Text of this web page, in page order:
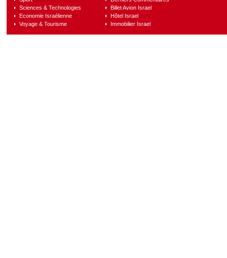
Sciences & Technologies
Economie Israélienne
Voyage & Tourisme
Billet Avion Israel
Hôtel Israel
Immobilier Israel